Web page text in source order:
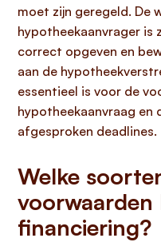
moet zijn geregeld. De
hypotheekaanvrager is
correct opgeven en
aan de
essentieel is voor de
hypotheekaanvraag
afgesproken deadlines.
Welke
voorwaarden
financiering?